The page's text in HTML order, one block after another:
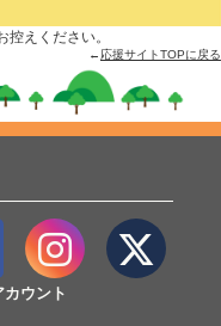
えください。
← 応援サイトTOPに戻る
ウント